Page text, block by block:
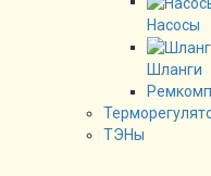
Насосы
Шланги
ТЭНы